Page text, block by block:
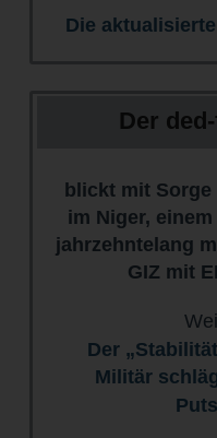
Die
Der
blickt mit
im Niger,
jahrzehntelang
GIZ mit
Der
Militär